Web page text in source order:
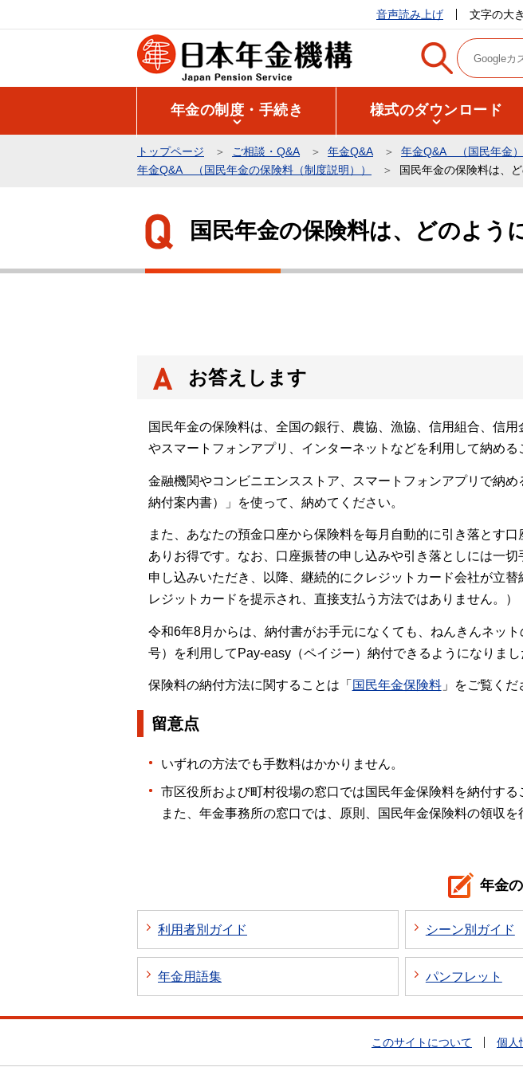
の
音声読み上げ 文字の大
年金の制度・手続き 様式のダウンロード
トップページ ご相談・Q&A 年金Q&A 年金Q&A （国民年金）
年金Q&A （国民年金の保険料（制度説明））
国民年金の保険料は、
国民年金の保険料は、どのよう
お答えします
国民年金の保険料は、全国の銀行、農協、漁協、信用組合、信
やスマートフォンアプリ、インターネットなどを利用して納める
金融機関やコンビニエンスストア、スマートフォンアプリで納
納付案内書）」を使って、納めてください。
また、あなたの預金口座から保険料を毎月自動的に引き落とす
ありお得です。なお、口座振替の申し込みや引き落としには一
申し込みいただき、以降、継続的にクレジットカード会社が立
レジットカードを提示され、直接支払う方法ではありません。）
令和6年8月からは、納付書がお手元になくても、ねんきんネッ
号）を利用してPay-easy（ペイジー）納付できるようになりま
保険料の納付方法に関することは「 国民年金保険料」をご覧くだ
留意点
いずれの方法でも手数料はかかりません。
市区役所および町村役場の窓口では国民年金保険料を納付する
また、年金事務所の窓口では、原則、国民年金保険料の領収
年金
利用者別ガイド シーン別ガイド
年金用語集 パンフレット
このサイトについて 個人